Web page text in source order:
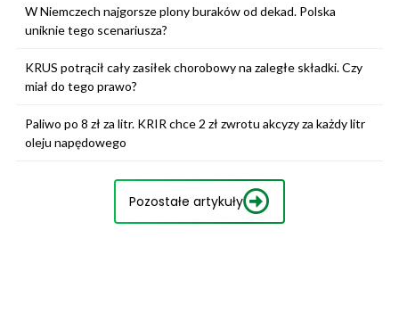
W Niemczech najgorsze plony buraków od dekad. Polska
uniknie tego scenariusza?
KRUS potrącił cały zasiłek chorobowy na zaległe składki. Czy
miał do tego prawo?
Paliwo po 8 zł za litr. KRIR chce 2 zł zwrotu akcyzy za każdy litr
oleju napędowego
Pozostałe artykuły